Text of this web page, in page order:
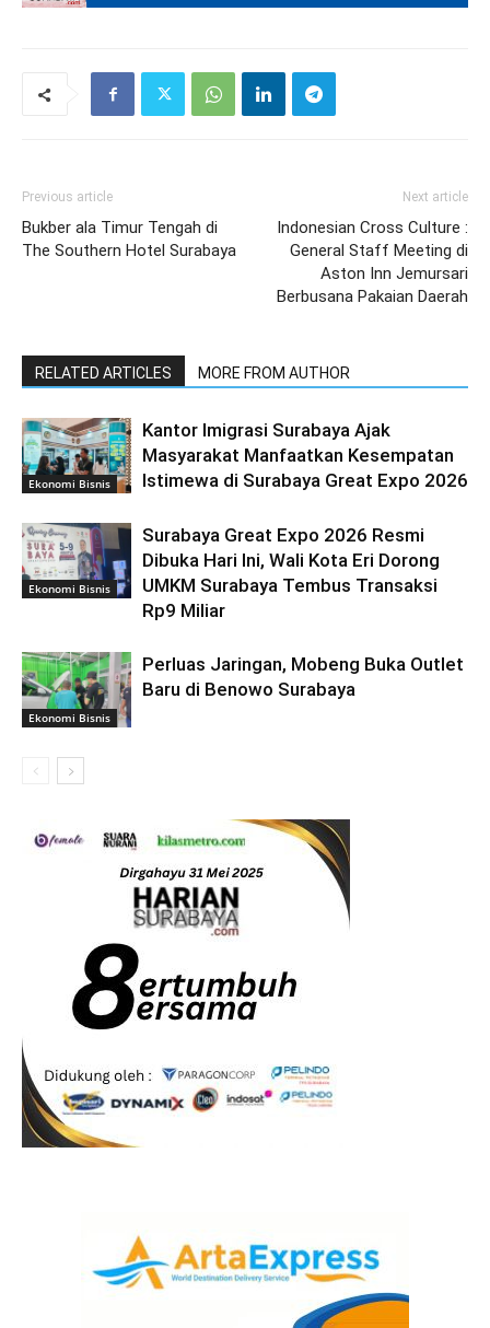
Previous article
Bukber ala Timur Tengah di
The Southern Hotel Surabaya
Next article
Indonesian Cross Culture :
General Staff Meeting di
Aston Inn Jemursari
Berbusana Pakaian Daerah
RELATED ARTICLES MORE FROM AUTHOR
Ekonomi Bisnis
Kantor Imigrasi Surabaya Ajak
Masyarakat Manfaatkan Kesempatan
Istimewa di Surabaya Great Expo 2026
Ekonomi Bisnis
Surabaya Great Expo 2026 Resmi
Dibuka Hari Ini, Wali Kota Eri Dorong
UMKM Surabaya Tembus Transaksi
Rp9 Miliar
Ekonomi Bisnis
Perluas Jaringan, Mobeng Buka Outlet
Baru di Benowo Surabaya